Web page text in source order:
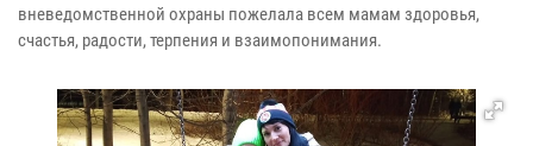
вневедомственной охраны пожелала всем мамам здоровья,
счастья, радости, терпения и взаимопонимания.